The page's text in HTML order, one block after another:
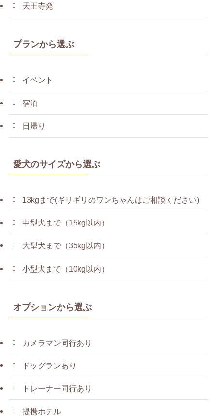
天王寺発
プランから選ぶ
イベント
宿泊
日帰り
愛犬のサイズから選ぶ
13kgまで(ギリギリのワンちゃんはご相談ください)
中型犬まで（15kg以内）
大型犬まで（35kg以内）
小型犬まで（10kg以内）
オプションから選ぶ
カメラマン同行あり
ドッグランあり
トレーナー同行あり
提携ホテル